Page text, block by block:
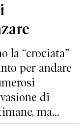
la “crociata”
per andare
di
ma...